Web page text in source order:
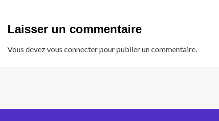
Laisser un commentaire
Vous devezvous connecterpour publier un commentaire.